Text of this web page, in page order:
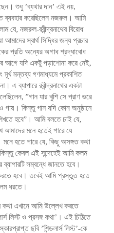
শুধু ’ব্যথার দান’ এই নয়,
ব্যবহার করেছিলেন নজরুল। আমি
যে, নজরুল-রবীন্দ্রনাথের বিরোধ
স্বার্থ সিদ্ধির জন্য প্রচার
প্রতি অন্যের অগাধ শ্রদ্ধাবোধ
যদি একটু পড়াশোনা করে নেই,
মন্তব্য গণমাধ্যমে প্রকাশিত
এ ব্যাপারে রবীন্দ্রনাথের একটা
”গান যার খুশি সে প্রাণ ভরে
গায়। কিন্তু গান যদি কোন অনুষ্ঠানে
হবে”। আমি বলতে চাই যে,
আমাদের মনে হতেই পারে যে
মনে হতে পারে যে, কিছু অসঙ্গত কথা
কেবল এই সন্দেহেই আমি কলম
সম্বন্ধে জানতে হবে।
হবে। তবেই আমি প্রস্তুত হতে
ধরতে।
কথা এখানে আমি উল্লেখ করতে
লিস্ট ও প্রসঙ্গ কথা’। এই চিঠিতে
ছবি ’শিন্ডলার্স লিস্ট’-কে